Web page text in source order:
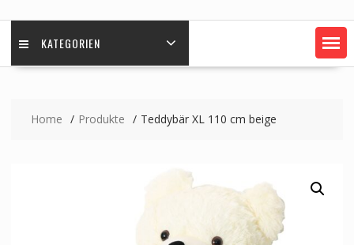
KATEGORIEN
Home Produkte Teddybär XL 110 cm beige